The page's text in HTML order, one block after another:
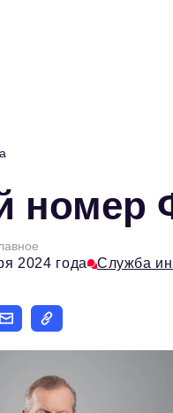
номер
2024 года Служба